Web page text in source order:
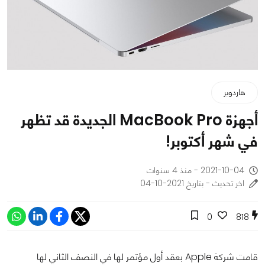
هاردوير
أجهزة MacBook Pro الجديدة قد تظهر
في شهر أكتوبر!
2021-10-04 - منذ 4 سنوات
اخر تحديث - بتاريخ 2021-10-04
818
0
قامت شركة Apple بعقد أول مؤتمر لها في النصف الثاني لها